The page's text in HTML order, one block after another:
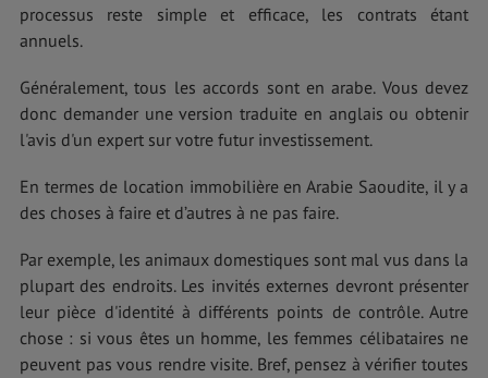
processus reste simple et efficace, les contrats étant
annuels.
Généralement, tous les accords sont en arabe. Vous devez
donc demander une version traduite en anglais ou obtenir
l'avis d'un expert sur votre futur investissement.
En termes de location immobilière en Arabie Saoudite, il y a
des choses à faire et d’autres à ne pas faire.
Par exemple, les animaux domestiques sont mal vus dans la
plupart des endroits. Les invités externes devront présenter
leur pièce d'identité à différents points de contrôle. Autre
chose : si vous êtes un homme, les femmes célibataires ne
peuvent pas vous rendre visite. Bref, pensez à vérifier toutes